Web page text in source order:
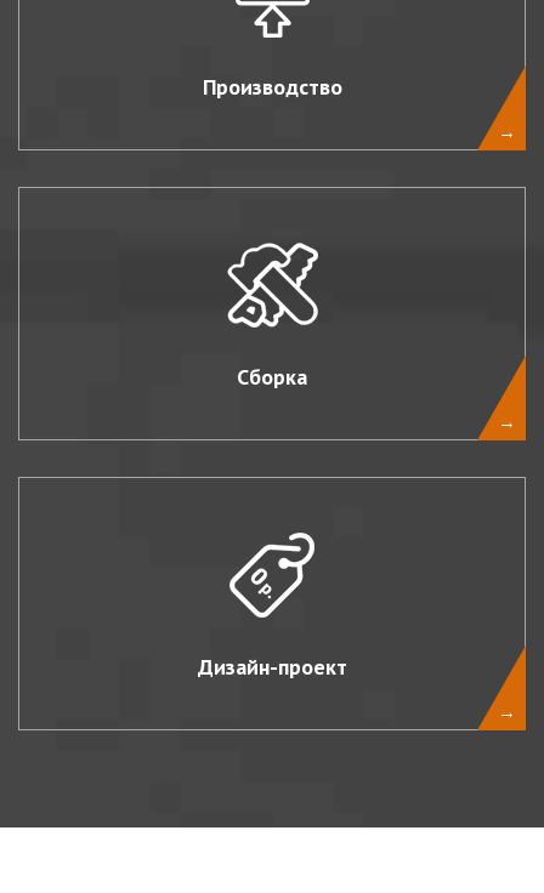
Производство
→
Сборка
→
Дизайн-проект
→